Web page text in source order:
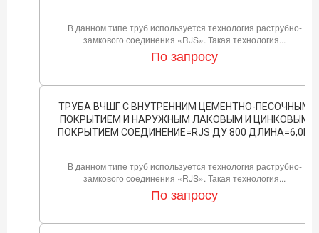
В данном типе труб используется технология раструбно-
замкового соединения «RJS». Такая технология...
По запросу
ТРУБА ВЧШГ С ВНУТРЕННИМ ЦЕМЕНТНО-ПЕСОЧНЫМ
ПОКРЫТИЕМ И НАРУЖНЫМ ЛАКОВЫМ И ЦИНКОВЫМ
ПОКРЫТИЕМ СОЕДИНЕНИЕ=RJS ДУ 800 ДЛИНА=6,0М
В данном типе труб используется технология раструбно-
замкового соединения «RJS». Такая технология...
По запросу